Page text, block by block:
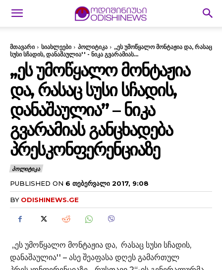
მთავარი სიახლეები პოლიტიკა
,,ეს უმოწყალო მონტაჟია და, რასაც
სუსი სჩადის, დანაშაულია'' - ნიკა გვარამიას...
,,ᲔᲡ ᲣᲛᲝᲬᲧᲐᲚᲝ ᲛᲝᲜᲢᲐᲟᲘᲐ
ᲓᲐ, ᲠᲐᲡᲐᲪ ᲡᲣᲡᲘ ᲡᲩᲐᲓᲘᲡ,
ᲓᲐᲜᲐᲨᲐᲣᲚᲘᲐ” – ᲜᲘᲙᲐ
ᲒᲕᲐᲠᲐᲛᲘᲐᲡ ᲒᲐᲜᲪᲮᲐᲓᲔᲑᲐ
ᲞᲠᲔᲡᲙᲝᲜᲤᲔᲠᲔᲜᲪᲘᲐᲖᲔ
ᲞᲝᲚᲘᲢᲘᲙᲐ
PUBLISHED ON 6 ᲗᲔᲑᲔᲠᲕᲐᲚᲘ 2017, 9:08
BY ODISHINEWS.GE
,,ეს უმოწყალო მონტაჟია და, რასაც სუსი სჩადის,
დანაშაულია'' – ასე შეაფასა დღეს გამართულ